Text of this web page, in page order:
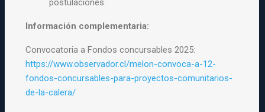
postulaciones.
Información complementaria:
Convocatoria a Fondos concursables 2025:
https://www.observador.cl/melon-convoca-a-12-
fondos-concursables-para-proyectos-comunitarios-
de-la-calera/